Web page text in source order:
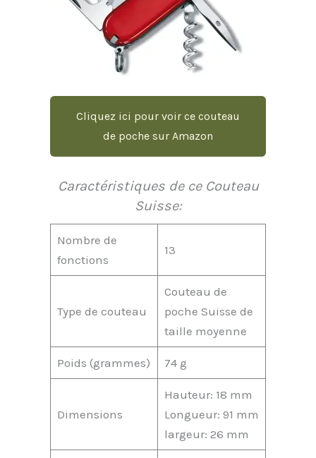
Cliquez ici pour voir ce couteau
de poche sur Amazon
Caractéristiques de ce Couteau
Suisse:
Nombre de
fonctions
13
Type de couteau
Couteau de
poche Suisse de
taille moyenne
Poids (grammes) 74 g
Dimensions
Hauteur: 18 mm
Longueur: 91 mm
largeur: 26 mm